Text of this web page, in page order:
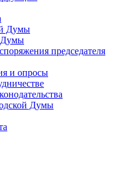
Думы
Думы
председателя
и опросы
Думы